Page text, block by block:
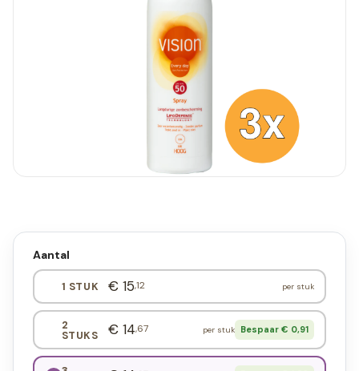
Aantal
1 STUK € 15,12 per stuk
2
STUKS € 14,67 per stuk Bespaar € 0,91